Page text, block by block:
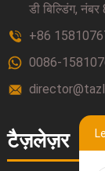
डी बिल्डिंग,
+86
0086-
टैज़लेज़र